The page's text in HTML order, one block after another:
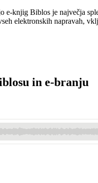
e-knjig Biblos je največja
elektronskih napravah,
in e-branju